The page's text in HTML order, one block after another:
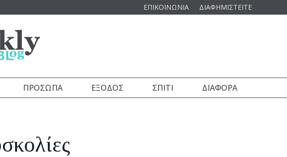
ΕΠΙΚΟΙΝΩΝΙΑ ΔΙΑΦΗΜΙΣΤΕΙΤΕ
ΠΡΌΣΩΠΑ ΈΞΟΔΟΣ ΣΠΊΤΙ ΔΙΆΦΟΡΑ